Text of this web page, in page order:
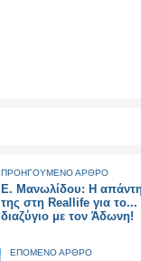
ΠΡΟΗΓΟΥΜΕΝΟ ΑΡΘΡΟ
E. Μανωλίδου: Η
της στη Reallife για το...
διαζύγιο με τον Άδωνη!
ΕΠΟΜΕΝΟ ΑΡΘΡΟ